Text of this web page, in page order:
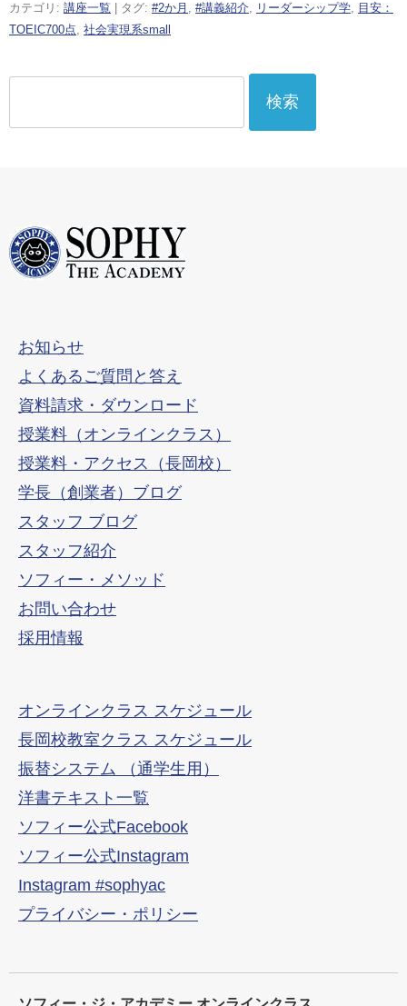
カテゴリ: 講座一覧 | タグ: #2か月 , #講義紹介, リーダーシップ学, 目安：
TOEIC700点, 社会実現系small
索:
お知らせ
よくあるご質問と答え
資料請求・ダウンロード
授業料（オンラインクラス）
授業料・アクセス（長岡校）
学長（創業者）ブログ
スタッフ ブログ
スタッフ紹介
ソフィー・メソッド
お問い合わせ
採用情報
オンラインクラス スケジュール
長岡校教室クラス スケジュール
振替システム （通学生用）
洋書テキスト一覧
ソフィー公式Facebook
ソフィー公式Instagram
Instagram #sophyac
プライバシー・ポリシー